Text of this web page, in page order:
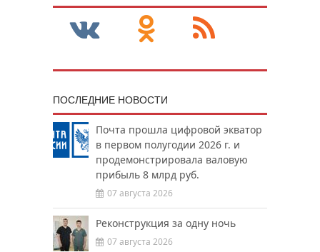
ПОСЛЕДНИЕ НОВОСТИ
Почта прошла цифровой экватор
в первом полугодии 2026 г. и
продемонстрировала валовую
прибыль 8 млрд руб.
07 августа 2026
Реконструкция за одну ночь
07 августа 2026